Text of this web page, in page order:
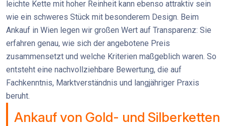
leichte Kette mit hoher Reinheit kann ebenso attraktiv sein
wie ein schweres Stück mit besonderem Design. Beim
Ankauf in Wien legen wir großen Wert auf Transparenz: Sie
erfahren genau, wie sich der angebotene Preis
zusammensetzt und welche Kriterien maßgeblich waren. So
entsteht eine nachvollziehbare Bewertung, die auf
Fachkenntnis, Marktverständnis und langjähriger Praxis
beruht.
Ankauf von Gold- und Silberketten